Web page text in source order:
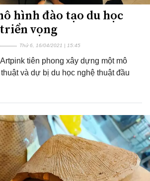
hình đào tạo du học
vọng
Thứ 6, 16/04/2021 | 15:45
tiên phong xây dựng một mô
và dự bị du học nghệ thuật đầu